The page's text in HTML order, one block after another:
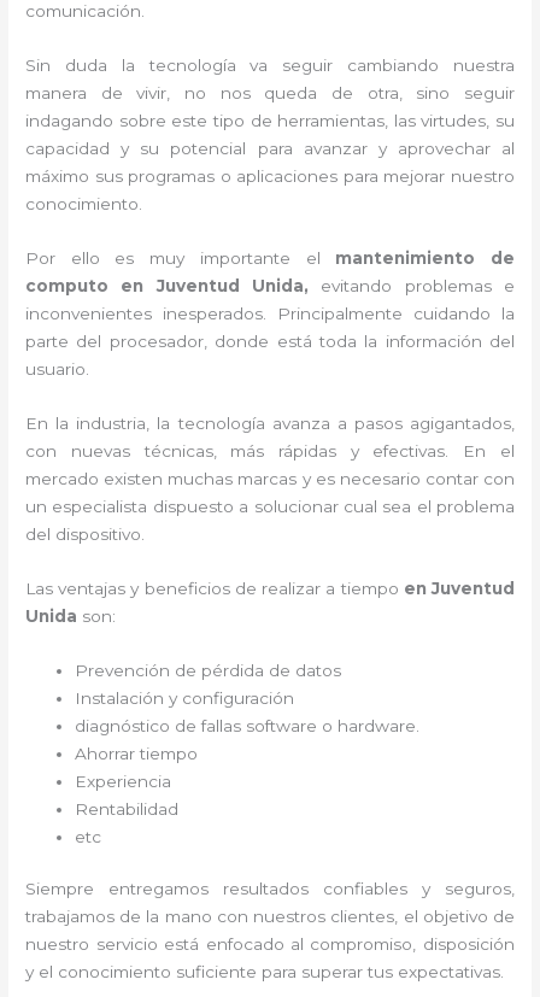
comunicación.
Sin duda la tecnología va seguir cambiando nuestra
manera de vivir, no nos queda de otra, sino seguir
indagando sobre este tipo de herramientas, las virtudes, su
capacidad y su potencial para avanzar y aprovechar al
máximo sus programas o aplicaciones para mejorar nuestro
conocimiento.
Por ello es muy importante el mantenimiento de
computo en Juventud Unida, evitando problemas e
inconvenientes inesperados. Principalmente cuidando la
parte del procesador, donde está toda la información del
usuario.
En la industria, la tecnología avanza a pasos agigantados,
con nuevas técnicas, más rápidas y efectivas . En el
mercado existen muchas marcas y es necesario contar con
un especialista dispuesto a solucionar cual sea el problema
del dispositivo.
Las ventajas y beneficios de realizar a tiempo en Juventud
Unida son:
Prevención de pérdida de datos
Instalación y configuración
diagnóstico de fallas software o hardware
Ahorrar tiempo
Experiencia
Rentabilidad
etc
Siempre entregamos resultados confiables y seguros,
trabajamos de la mano con nuestros clientes, el objetivo de
nuestro servicio está enfocado al compromiso, disposición
y el conocimiento suficiente para superar tus expectativas.